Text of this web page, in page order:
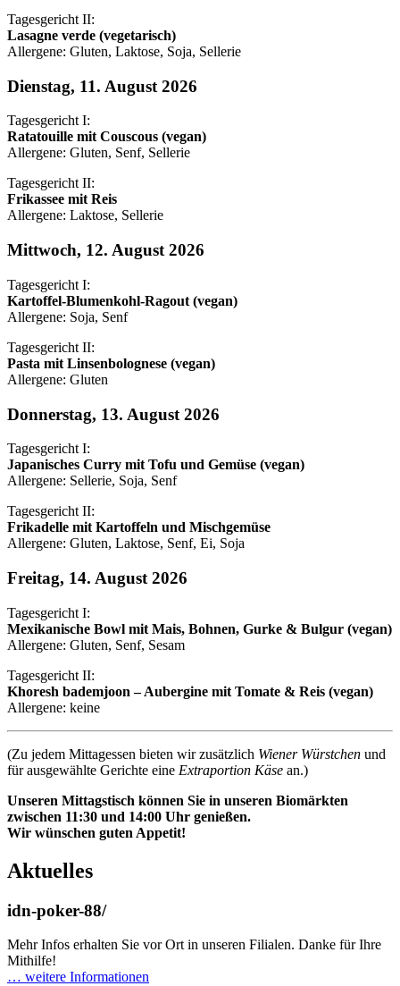
Tagesgericht II:
Lasagne verde (vegetarisch)
Allergene: Gluten, Laktose, Soja, Sellerie
Dienstag, 11. August 2026
Tagesgericht I:
Ratatouille mit Couscous (vegan)
Allergene: Gluten, Senf, Sellerie
Tagesgericht II:
Frikassee mit Reis
Allergene: Laktose, Sellerie
Mittwoch, 12. August 2026
Tagesgericht I:
Kartoffel-Blumenkohl-Ragout (vegan)
Allergene: Soja, Senf
Tagesgericht II:
Pasta mit Linsenbolognese (vegan)
Allergene: Gluten
Donnerstag, 13. August 2026
Tagesgericht I:
Japanisches Curry mit Tofu und Gemüse (vegan)
Allergene: Sellerie, Soja, Senf
Tagesgericht II:
Frikadelle mit Kartoffeln und Mischgemüse
Allergene: Gluten, Laktose, Senf, Ei, Soja
Freitag, 14. August 2026
Tagesgericht I:
Mexikanische Bowl mit Mais, Bohnen, Gurke & Bulgur (vegan)
Allergene: Gluten, Senf, Sesam
Tagesgericht II:
Khoresh bademjoon – Aubergine mit Tomate & Reis (vegan)
Allergene: keine
(Zu jedem Mittagessen bieten wir zusätzlich Wiener Würstchen und
für ausgewählte Gerichte eine Extraportion Käse an.)
Unseren Mittagstisch können Sie in unseren Biomärkten
zwischen 11:30 und 14:00 Uhr genießen.
Wir wünschen guten Appetit!
Aktuelles
idn-poker-88/
Mehr Infos erhalten Sie vor Ort in unseren Filialen. Danke für Ihre
Mithilfe!
… weitere Informationen